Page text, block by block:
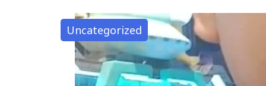
Uncategorized